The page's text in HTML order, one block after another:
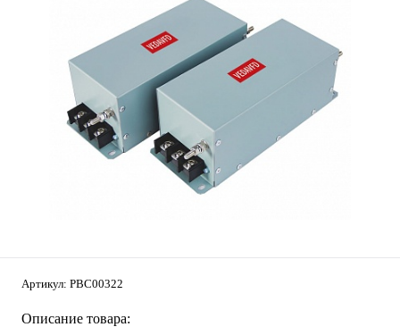
Артикул: PBC00322
Описание товара: